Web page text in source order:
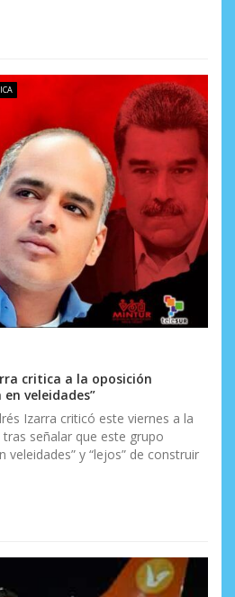
critica a la oposición
veleidades”
Izarra criticó este viernes a la
señalar que este grupo
veleidades” y “lejos” de construir